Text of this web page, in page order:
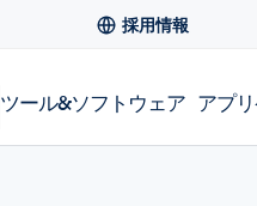
採用情報
ツール&ソフトウェア アプ